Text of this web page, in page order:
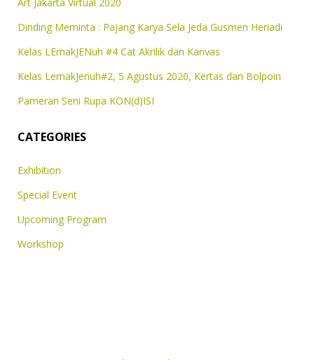
Dinding Meminta : Pajang Karya Sela Jeda Gusmen Heriadi
Kelas LEmakJENuh #4 Cat Akrilik dan Kanvas
Kelas LemakJenuh#2, 5 Agustus 2020, Kertas dan Bolpoin
Pameran Seni Rupa KON(d)ISI
CATEGORIES
Exhibition
Special Event
Upcoming Program
Workshop